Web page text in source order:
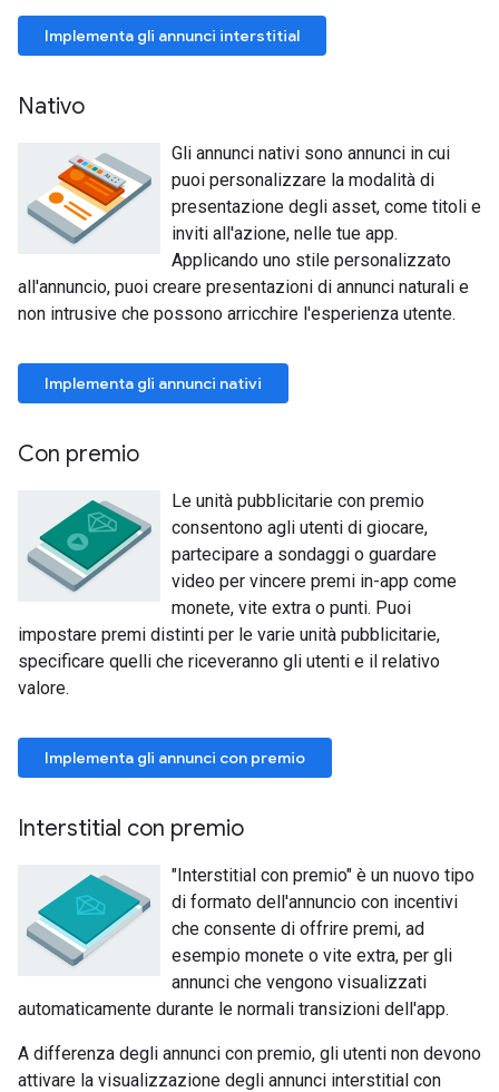
Implementa gli annunci interstitial
Nativo
Gli annunci nativi sono annunci in cui
puoi personalizzare la modalità di
presentazione degli asset, come titoli e
inviti all'azione, nelle tue app.
Applicando uno stile personalizzato
all'annuncio, puoi creare presentazioni di annunci naturali e
non intrusive che possono arricchire l'esperienza utente.
Implementa gli annunci nativi
Con premio
Le unità pubblicitarie con premio
consentono agli utenti di giocare,
partecipare a sondaggi o guardare
video per vincere premi in-app come
monete, vite extra o punti. Puoi
impostare premi distinti per le varie unità pubblicitarie,
specificare quelli che riceveranno gli utenti e il relativo
valore.
Implementa gli annunci con premio
Interstitial con premio
"Interstitial con premio" è un nuovo tipo
di formato dell'annuncio con incentivi
che consente di offrire premi, ad
esempio monete o vite extra, per gli
annunci che vengono visualizzati
automaticamente durante le normali transizioni dell'app.
A differenza degli annunci con premio, gli utenti non devono
attivare la visualizzazione degli annunci interstitial con